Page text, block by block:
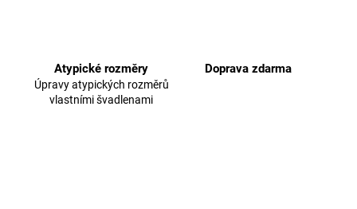
Atypické rozměry
Úpravy atypických rozměrů
vlastními švadlenami
Doprava zdarma